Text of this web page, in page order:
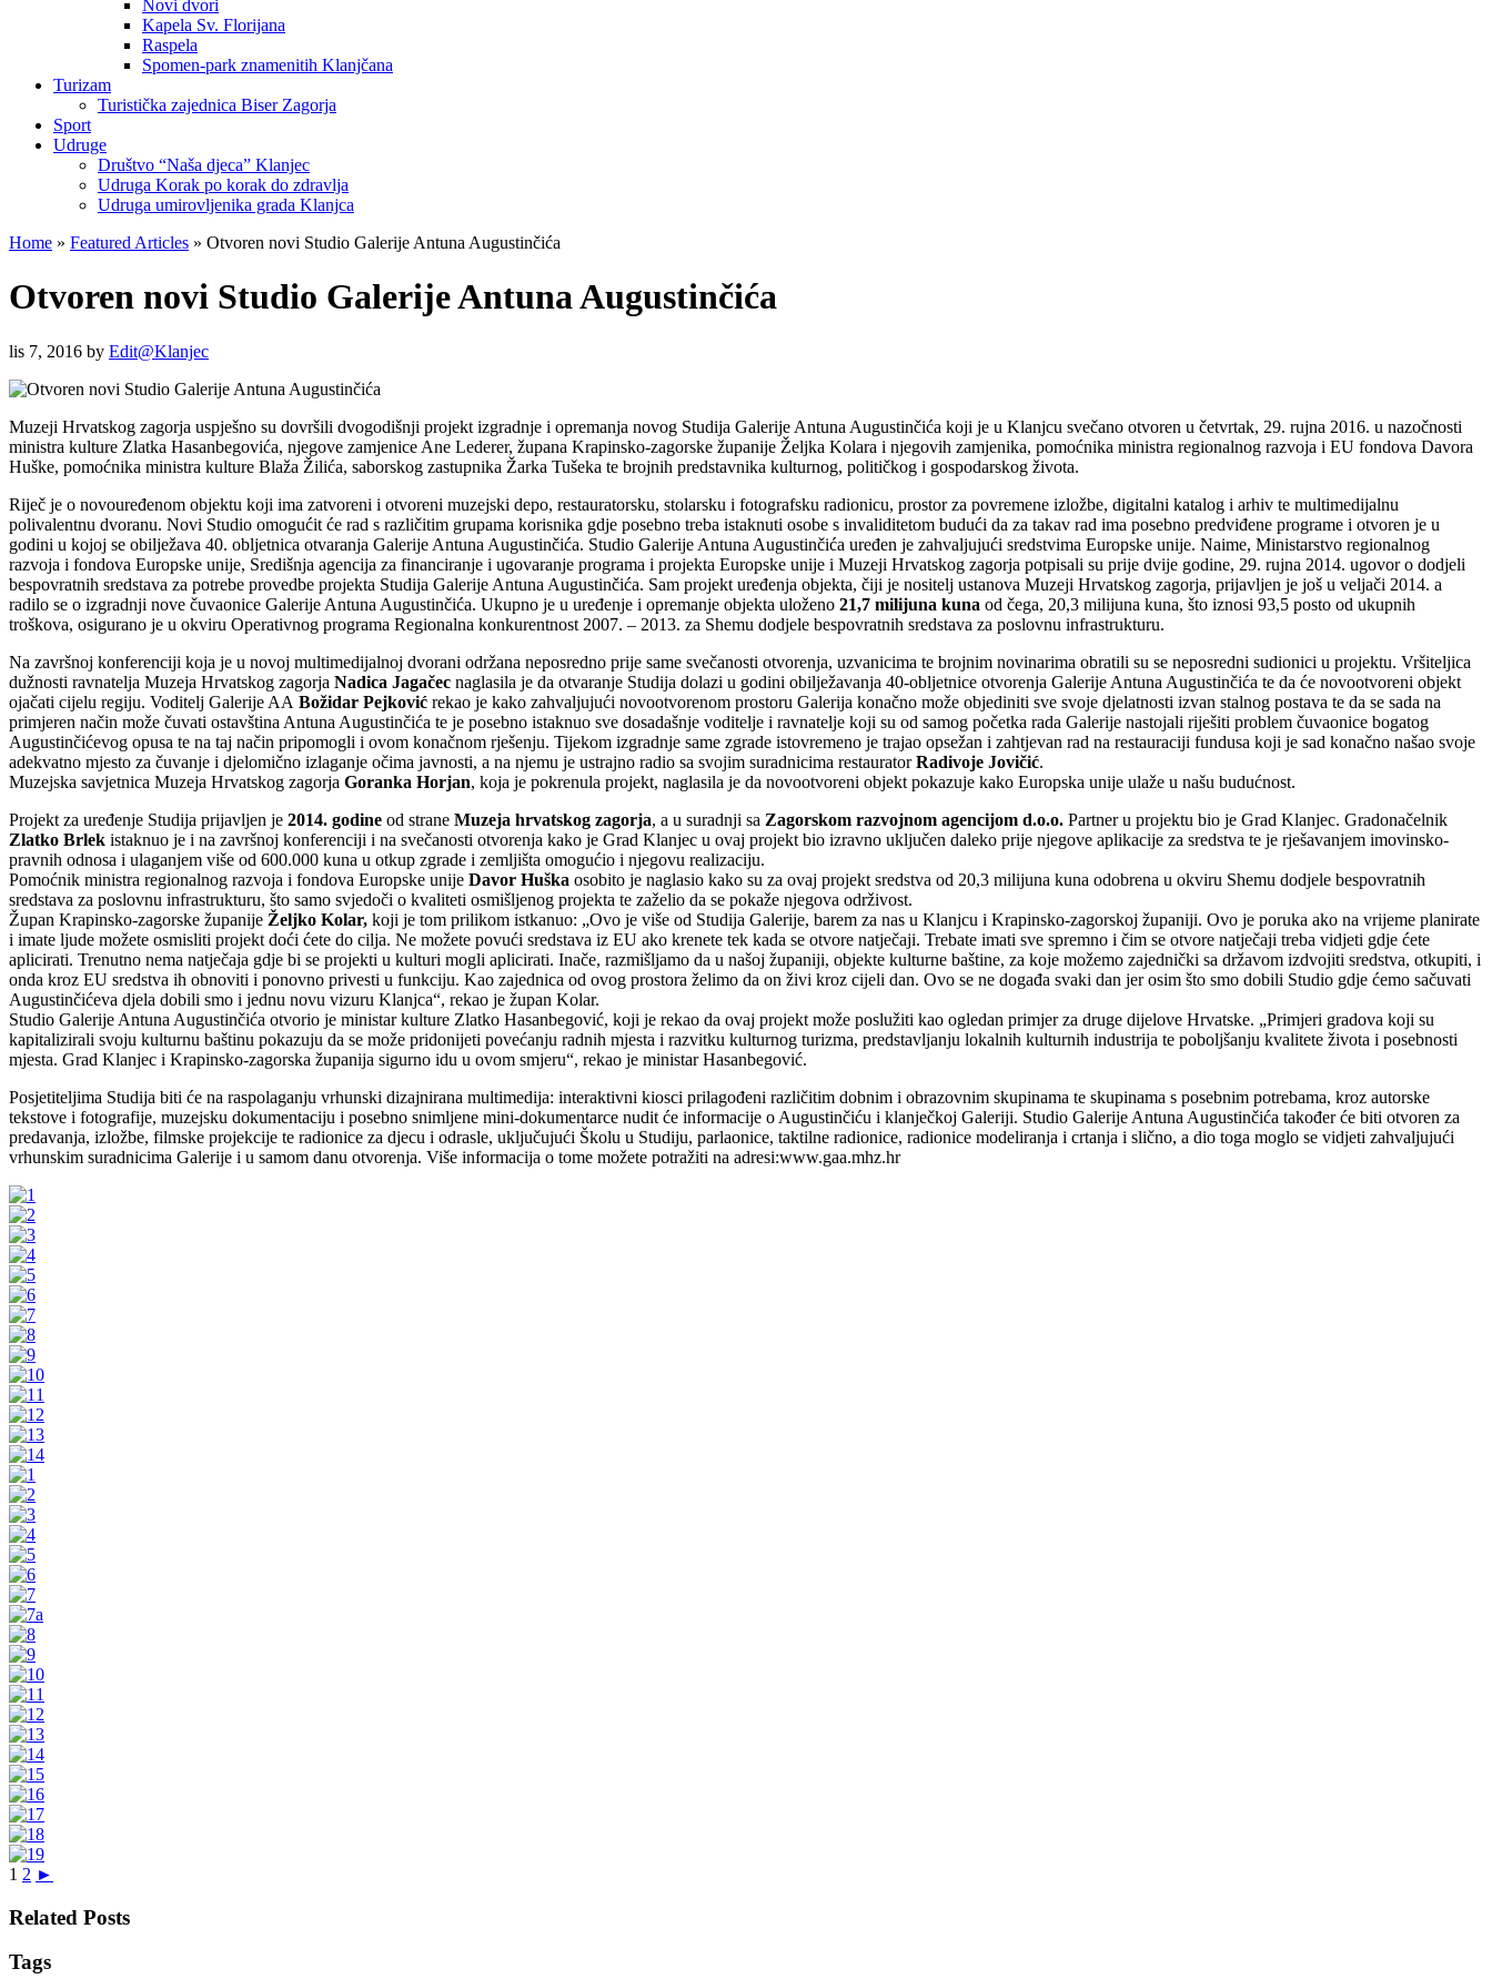
Novi dvori
Kapela Sv. Florijana
Raspela
Spomen-park znamenitih Klanjčana
Turizam
Turistička zajednica Biser Zagorja
Sport
Udruge
Društvo “Naša djeca” Klanjec
Udruga Korak po korak do zdravlja
Udruga umirovljenika grada Klanjca
Home » Featured Articles » Otvoren novi Studio Galerije Antuna Augustinčića
Otvoren novi Studio Galerije Antuna Augustinčića
lis 7, 2016 by Edit@Klanjec
Muzeji Hrvatskog zagorja uspješno su dovršili dvogodišnji projekt izgradnje i opremanja novog Studija Galerije Antuna Augustinčića koji je u Klanjcu svečano otvoren u četvrtak, 29. rujna 2016. u nazočnosti
ministra kulture Zlatka Hasanbegovića, njegove zamjenice Ane Lederer, župana Krapinsko-zagorske županije Željka Kolara i njegovih zamjenika, pomoćnika ministra regionalnog razvoja i EU fondova Davora
Huške, pomoćnika ministra kulture Blaža Žilića, saborskog zastupnika Žarka Tušeka te brojnih predstavnika kulturnog, političkog i gospodarskog života.
Riječ je o novouređenom objektu koji ima zatvoreni i otvoreni muzejski depo, restauratorsku, stolarsku i fotografsku radionicu, prostor za povremene izložbe, digitalni katalog i arhiv te multimedijalnu
polivalentnu dvoranu. Novi Studio omogućit će rad s različitim grupama korisnika gdje posebno treba istaknuti osobe s invaliditetom budući da za takav rad ima posebno predviđene programe i otvoren je u
godini u kojoj se obilježava 40. obljetnica otvaranja Galerije Antuna Augustinčića. Studio Galerije Antuna Augustinčića uređen je zahvaljujući sredstvima Europske unije. Naime, Ministarstvo regionalnog
razvoja i fondova Europske unije, Središnja agencija za financiranje i ugovaranje programa i projekta Europske unije i Muzeji Hrvatskog zagorja potpisali su prije dvije godine, 29. rujna 2014. ugovor o dodjeli
bespovratnih sredstava za potrebe provedbe projekta Studija Galerije Antuna Augustinčića. Sam projekt uređenja objekta, čiji je nositelj ustanova Muzeji Hrvatskog zagorja, prijavljen je još u veljači 2014. a
radilo se o izgradnji nove čuvaonice Galerije Antuna Augustinčića. Ukupno je u uređenje i opremanje objekta uloženo 21,7 milijuna kuna od čega, 20,3 milijuna kuna, što iznosi 93,5 posto od ukupnih
troškova, osigurano je u okviru Operativnog programa Regionalna konkurentnost 2007. – 2013. za Shemu dodjele bespovratnih sredstava za poslovnu infrastrukturu.
Na završnoj konferenciji koja je u novoj multimedijalnoj dvorani održana neposredno prije same svečanosti otvorenja, uzvanicima te brojnim novinarima obratili su se neposredni sudionici u projektu. Vršiteljica
dužnosti ravnatelja Muzeja Hrvatskog zagorja Nadica Jagačec naglasila je da otvaranje Studija dolazi u godini obilježavanja 40-obljetnice otvorenja Galerije Antuna Augustinčića te da će novootvoreni objekt
ojačati cijelu regiju. Voditelj Galerije AA Božidar Pejković rekao je kako zahvaljujući novootvorenom prostoru Galerija konačno može objediniti sve svoje djelatnosti izvan stalnog postava te da se sada na
primjeren način može čuvati ostavština Antuna Augustinčića te je posebno istaknuo sve dosadašnje voditelje i ravnatelje koji su od samog početka rada Galerije nastojali riješiti problem čuvaonice bogatog
Augustinčićevog opusa te na taj način pripomogli i ovom konačnom rješenju. Tijekom izgradnje same zgrade istovremeno je trajao opsežan i zahtjevan rad na restauraciji fundusa koji je sad konačno našao svoje
adekvatno mjesto za čuvanje i djelomično izlaganje očima javnosti, a na njemu je ustrajno radio sa svojim suradnicima restauratorRadivoje Jovičić.
Muzejska savjetnica Muzeja Hrvatskog zagorja Goranka Horjan, koja je pokrenula projekt, naglasila je da novootvoreni objekt pokazuje kako Europska unije ulaže u našu budućnost.
Projekt za uređenje Studija prijavljen je 2014. godine od strane Muzeja hrvatskog zagorja, a u suradnji sa Zagorskom razvojnom agencijom d.o.o. Partner u projektu bio je Grad Klanjec. Gradonačelnik
Zlatko Brlek istaknuo je i na završnoj konferenciji i na svečanosti otvorenja kako je Grad Klanjec u ovaj projekt bio izravno uključen daleko prije njegove aplikacije za sredstva te je rješavanjem imovinsko-
pravnih odnosa i ulaganjem više od 600.000 kuna u otkup zgrade i zemljišta omogućio i njegovu realizaciju.
Pomoćnik ministra regionalnog razvoja i fondova Europske unije Davor Huška osobito je naglasio kako su za ovaj projekt sredstva od 20,3 milijuna kuna odobrena u okviru Shemu dodjele bespovratnih
sredstava za poslovnu infrastrukturu, što samo svjedoči o kvaliteti osmišljenog projekta te zaželio da se pokaže njegova održivost.
Župan Krapinsko-zagorske županije Željko Kolar, koji je tom prilikom istkanuo: „Ovo je više od Studija Galerije, barem za nas u Klanjcu i Krapinsko-zagorskoj županiji. Ovo je poruka ako na vrijeme planirate
i imate ljude možete osmisliti projekt doći ćete do cilja. Ne možete povući sredstava iz EU ako krenete tek kada se otvore natječaji. Trebate imati sve spremno i čim se otvore natječaji treba vidjeti gdje ćete
aplicirati. Trenutno nema natječaja gdje bi se projekti u kulturi mogli aplicirati. Inače, razmišljamo da u našoj županiji, objekte kulturne baštine, za koje možemo zajednički sa državom izdvojiti sredstva, otkupiti, i
onda kroz EU sredstva ih obnoviti i ponovno privesti u funkciju. Kao zajednica od ovog prostora želimo da on živi kroz cijeli dan. Ovo se ne događa svaki dan jer osim što smo dobili Studio gdje ćemo sačuvati
Augustinčićeva djela dobili smo i jednu novu vizuru Klanjca“, rekao je župan Kolar.
Studio Galerije Antuna Augustinčića otvorio je ministar kulture Zlatko Hasanbegović, koji je rekao da ovaj projekt može poslužiti kao ogledan primjer za druge dijelove Hrvatske. „Primjeri gradova koji su
kapitalizirali svoju kulturnu baštinu pokazuju da se može pridonijeti povećanju radnih mjesta i razvitku kulturnog turizma, predstavljanju lokalnih kulturnih industrija te poboljšanju kvalitete života i posebnosti
mjesta. Grad Klanjec i Krapinsko-zagorska županija sigurno idu u ovom smjeru“, rekao je ministar Hasanbegović.
Posjetiteljima Studija biti će na raspolaganju vrhunski dizajnirana multimedija: interaktivni kiosci prilagođeni različitim dobnim i obrazovnim skupinama te skupinama s posebnim potrebama, kroz autorske
tekstove i fotografije, muzejsku dokumentaciju i posebno snimljene mini-dokumentarce nudit će informacije o Augustinčiću i klanječkoj Galeriji. Studio Galerije Antuna Augustinčića također će biti otvoren za
predavanja, izložbe, filmske projekcije te radionice za djecu i odrasle, uključujući Školu u Studiju, parlaonice, taktilne radionice, radionice modeliranja i crtanja i slično, a dio toga moglo se vidjeti zahvaljujući
vrhunskim suradnicima Galerije i u samom danu otvorenja. Više informacija o tome možete potražiti na adresi:www.gaa.mhz.hr
1 2 ►
Related Posts
Tags